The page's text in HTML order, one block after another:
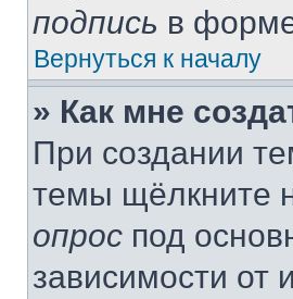
подпись в
Вернуться к началу
» Как мне
При создании
темы щёлкните
опрос под
зависимости от